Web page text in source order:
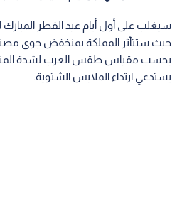
سيغلب على أول أيام عيد الفطر المبارك
حيث ستتأثر المملكة بمنخفض جوي مصنف
بحسب مقياس طقس العرب لشدة
يستدعي ارتداء الملابس الشتوية.